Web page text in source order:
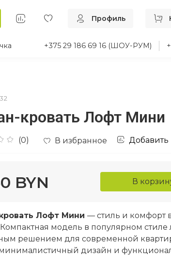
Профиль
+375 29 186 69 16 (ШОУ-РУМ)
кровать Лофт Мини
(0) В избранное Добавить
BYN В
Лофт Мини — стиль и комфорт
Компактная модель в популярном стиле
решением для современной
дизайн и